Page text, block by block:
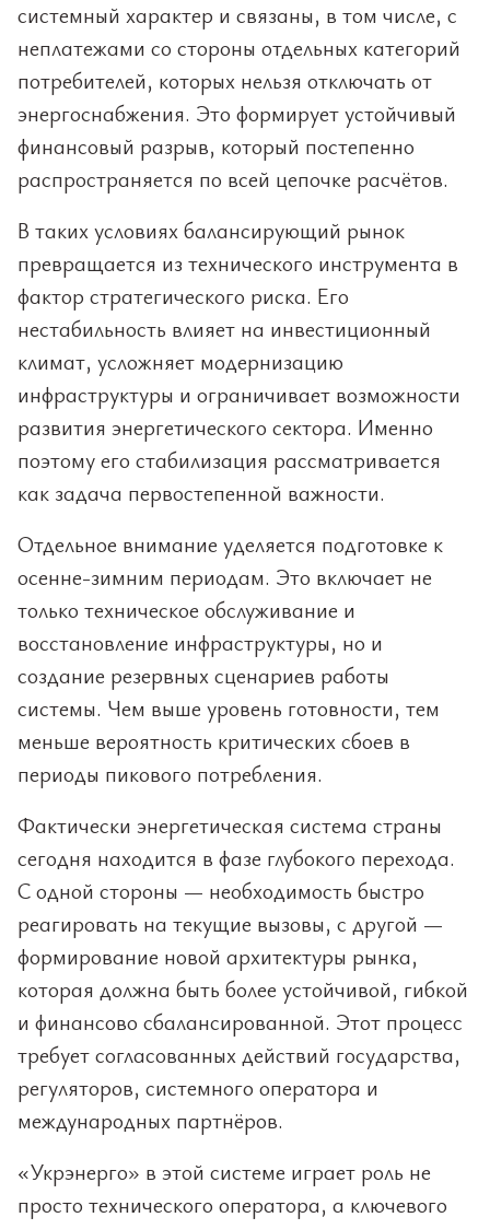
системный характер и связаны, в том числе, с
неплатежами со стороны отдельных категорий
потребителей, которых нельзя отключать от
энергоснабжения. Это формирует устойчивый
финансовый разрыв, который постепенно
распространяется по всей цепочке расчётов.
В таких условиях балансирующий рынок
превращается из технического инструмента в
фактор стратегического риска. Его
нестабильность влияет на инвестиционный
климат, усложняет модернизацию
инфраструктуры и ограничивает возможности
развития энергетического сектора. Именно
поэтому его стабилизация рассматривается
как задача первостепенной важности.
Отдельное внимание уделяется подготовке к
осенне-зимним периодам. Это включает не
только техническое обслуживание и
восстановление инфраструктуры, но и
создание резервных сценариев работы
системы. Чем выше уровень готовности, тем
меньше вероятность критических сбоев в
периоды пикового потребления.
Фактически энергетическая система страны
сегодня находится в фазе глубокого перехода.
С одной стороны — необходимость быстро
реагировать на текущие вызовы, с другой —
формирование новой архитектуры рынка,
которая должна быть более устойчивой, гибкой
и финансово сбалансированной. Этот процесс
требует согласованных действий государства,
регуляторов, системного оператора и
международных партнёров.
«Укрэнерго» в этой системе играет роль не
просто технического оператора, а ключевого